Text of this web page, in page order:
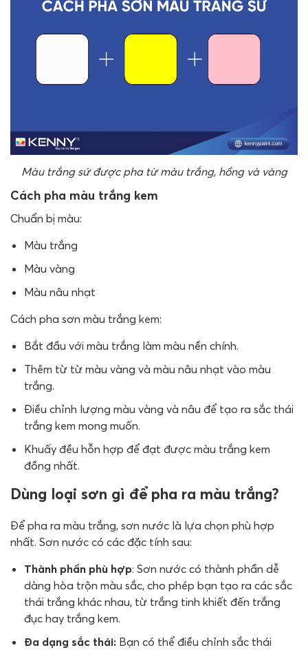
Màu trắng sứ được pha từ màu trắng, hồng và vàng
Cách pha màu trắng kem
Chuẩn bị màu:
Màu trắng
Màu vàng
Màu nâu nhạt
Cách pha sơn màu trắng kem:
Bắt đầu với màu trắng làm màu nền chính.
Thêm từ từ màu vàng và màu nâu nhạt vào màu
trắng.
Điều chỉnh lượng màu vàng và nâu để tạo ra sắc thái
trắng kem mong muốn.
Khuấy đều hỗn hợp để đạt được màu trắng kem
đồng nhất.
Dùng loại sơn gì để pha ra màu trắng?
Để pha ra màu trắng, sơn nước là lựa chọn phù hợp
nhất. Sơn nước có các đặc tính sau:
Thành phần phù hợp: Sơn nước có thành phần dễ
dàng hòa trộn màu sắc, cho phép bạn tạo ra các sắc
thái trắng khác nhau, từ trắng tinh khiết đến trắng
đục hay trắng kem.
Đa dạng sắc thái: Bạn có thể điều chỉnh sắc thái